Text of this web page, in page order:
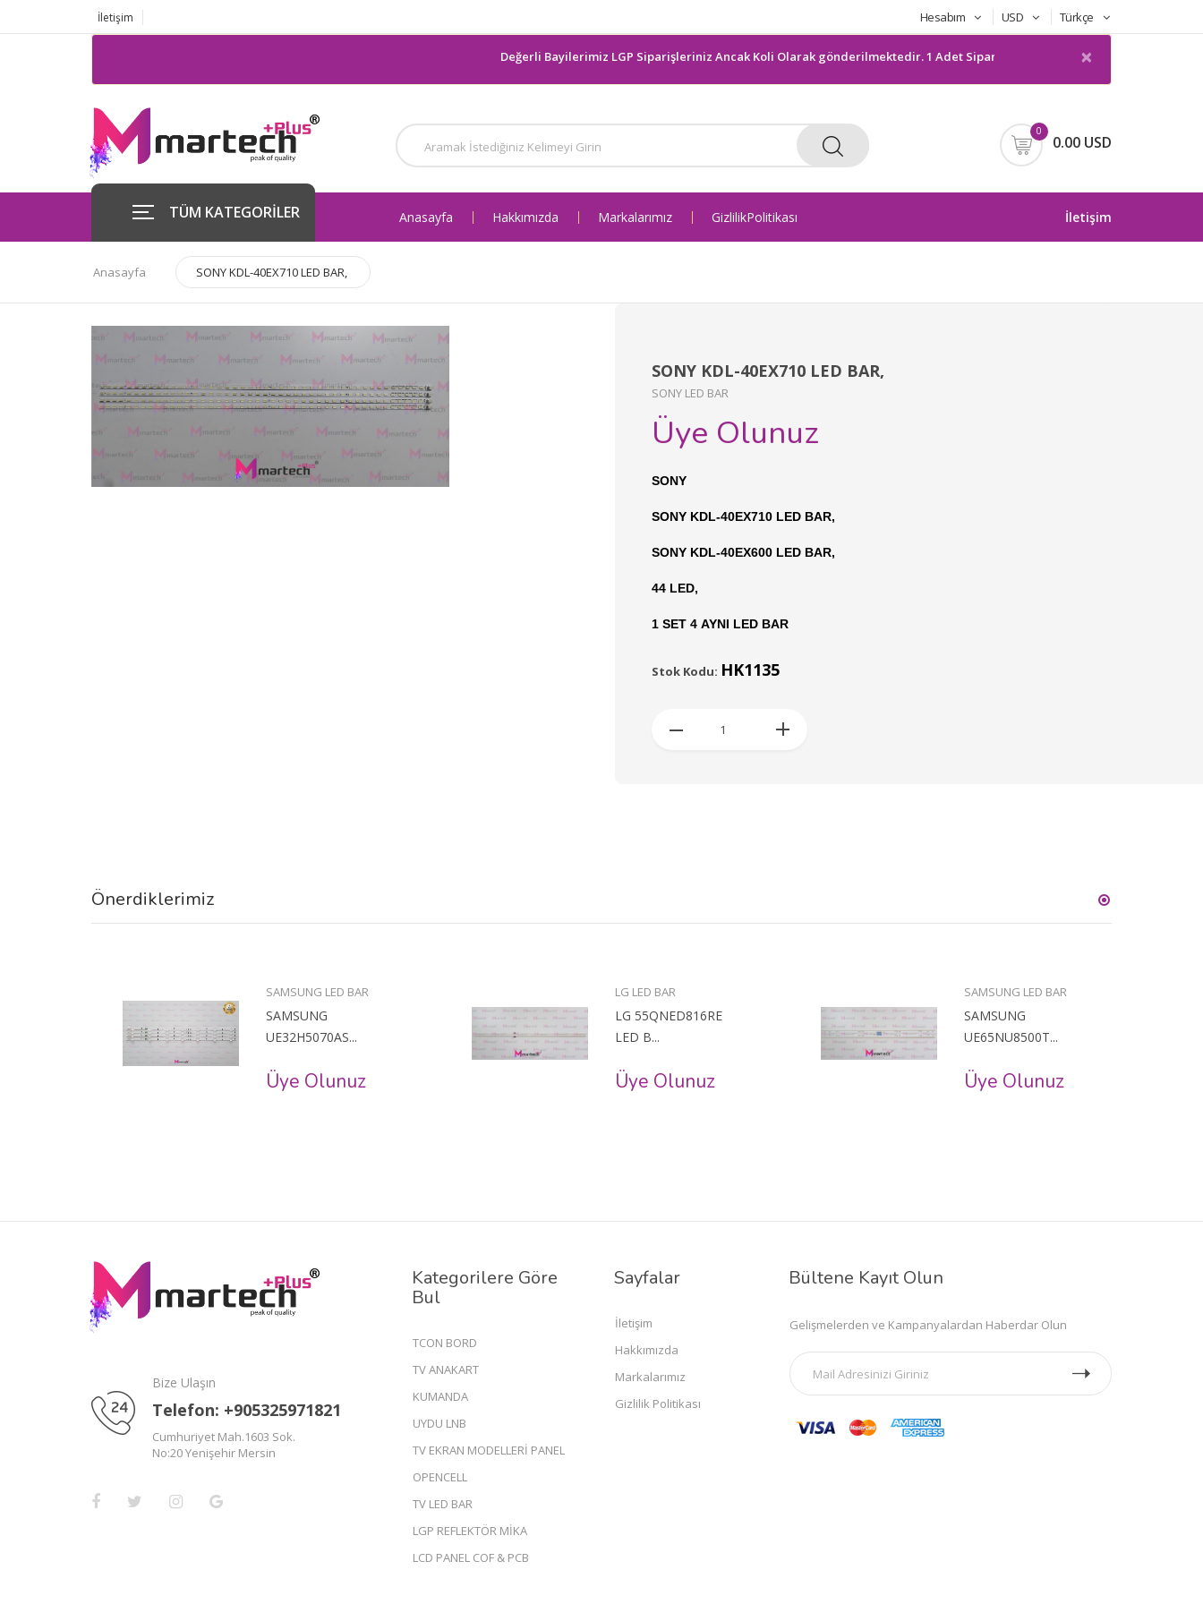
İletişim Hesabım USD Türkçe
×
Değerli Bayilerimiz LGP Siparişleriniz Ancak Koli Olarak gönderilmektedir. 1 Adet Sipariş gönderilmeyecektir. Bilgilerinize
0
0.00 USD
TÜM KATEGORİLER Anasayfa Hakkımızda Markalarımız Gizlilik Politikası İletişim
Anasayfa SONY KDL-40EX710 LED BAR,
SONY KDL-40EX710 LED BAR,
SONY LED BAR
Üye Olunuz
SONY
SONY KDL-40EX710 LED BAR,
SONY KDL-40EX600 LED BAR,
44 LED,
1 SET 4 AYNI LED BAR
Stok Kodu: HK1135
Önerdiklerimiz
SAMSUNG LED BAR
SAMSUNG
UE32H5070AS...
Üye Olunuz
LG LED BAR
LG 55QNED816RE
LED B...
Üye Olunuz
SAMSUNG LED BAR
SAMSUNG
UE65NU8500T...
Üye Olunuz
Bize Ulaşın
Telefon: +905325971821
Cumhuriyet Mah.1603 Sok.
No:20 Yenişehir Mersin
Kategorilere Göre
Bul
TCON BORD
TV ANAKART
KUMANDA
UYDU LNB
TV EKRAN MODELLERİ PANEL
OPENCELL
TV LED BAR
LGP REFLEKTÖR MİKA
LCD PANEL COF & PCB
Sayfalar
İletişim
Hakkımızda
Markalarımız
Gizlilik Politikası
Bültene Kayıt Olun
Gelişmelerden ve Kampanyalardan Haberdar Olun